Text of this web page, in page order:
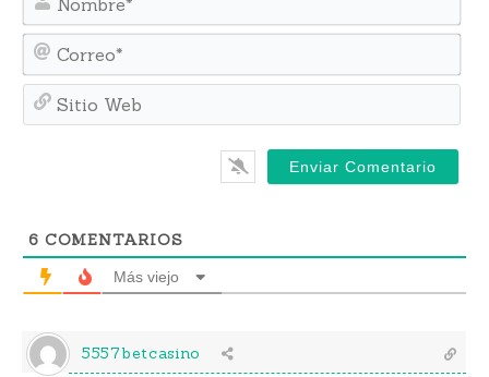
6 COMENTARIOS
Más viejo
5557betcasino